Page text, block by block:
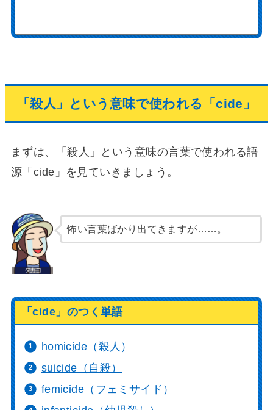
「殺人」という意味で使われる「cide」
まずは、「殺人」という意味の言葉で使われる語
源「cide」を見ていきましょう。
怖い言葉ばかり出てきますが……。
「cide」のつく単語
homicide（殺人）
suicide（自殺）
femicide（フェミサイド）